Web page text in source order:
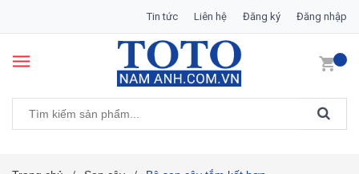
Tin tức Liên hệ Đăng ký Đăng nhập